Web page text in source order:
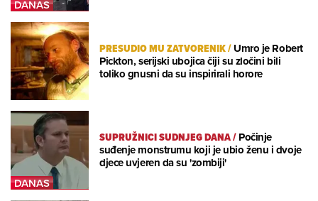
PRESUDIO MU ZATVORENIK/Umro je Robert
Pickton, serijski ubojica čiji su zločini bili
toliko gnusni da su inspirirali horore
SUPRUŽNICI SUDNJEG DANA/Počinje
suđenje monstrumu koji je ubio ženu i dvoje
djece uvjeren da su 'zombiji'